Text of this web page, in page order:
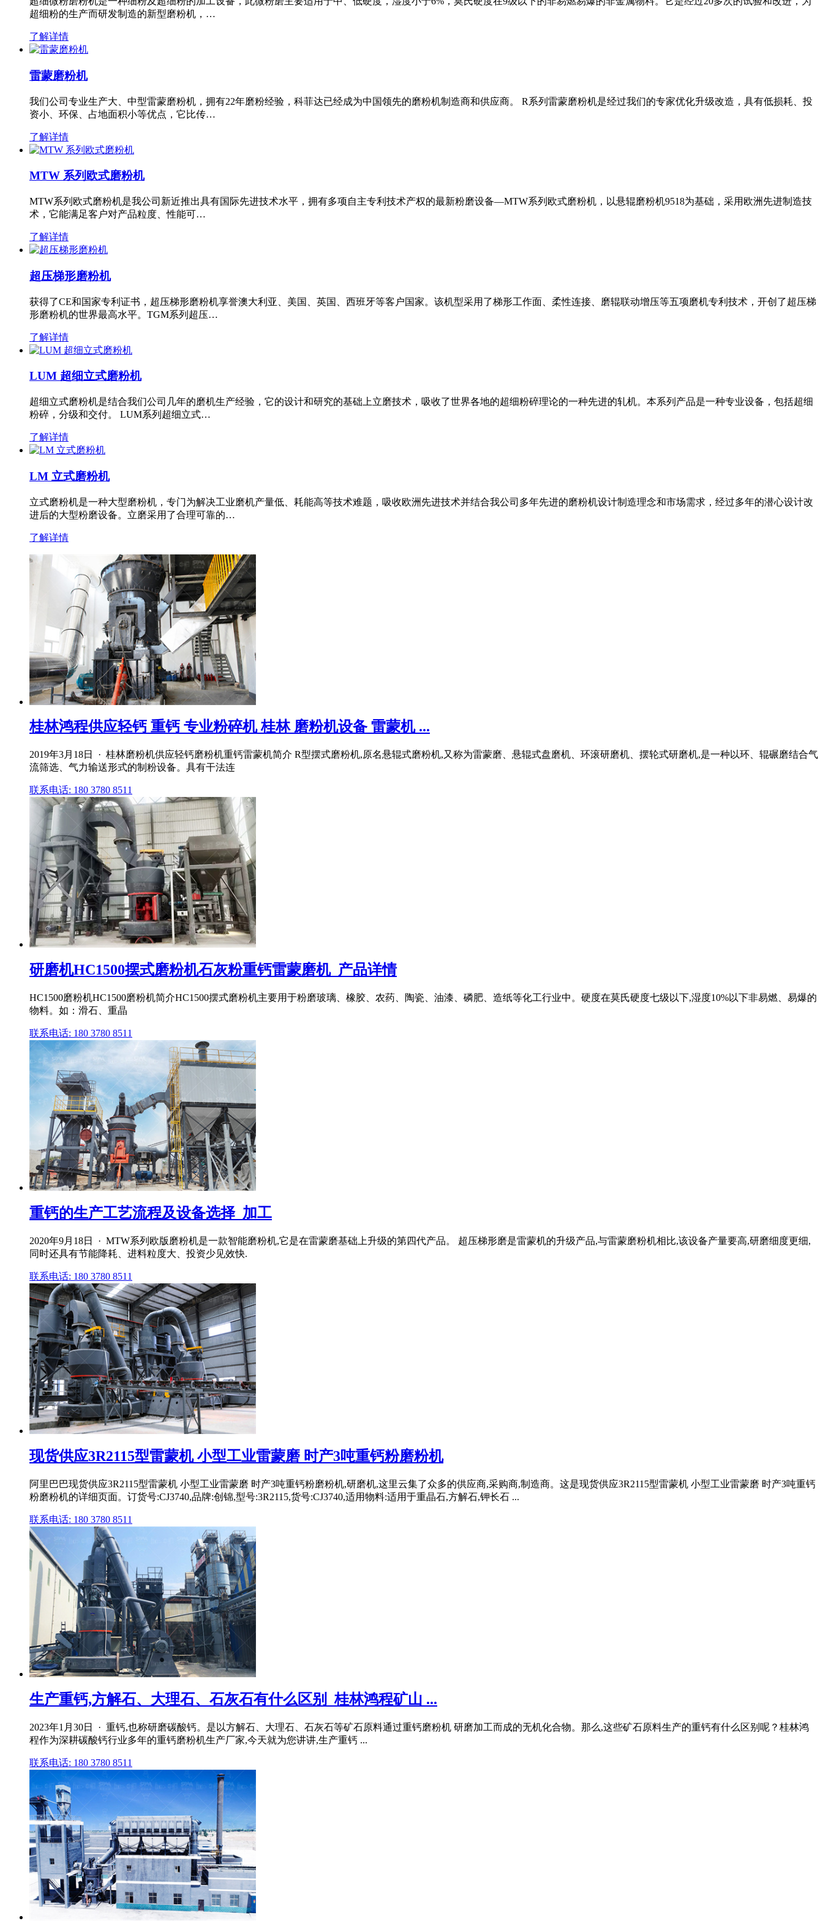
超细粉的生产而研发制造的新型磨粉机，…
了解详情
雷蒙磨粉机
我们公司专业生产大、中型雷蒙磨粉机，拥有22年磨粉经验，科菲达已经成为中国领先的磨粉机制造商和供应商。 R系列雷蒙磨粉机是经过我们的专家优化升级改造，具有低损耗、投
资小、环保、占地面积小等优点，它比传…
了解详情
MTW 系列欧式磨粉机
MTW系列欧式磨粉机是我公司新近推出具有国际先进技术水平，拥有多项自主专利技术产权的最新粉磨设备—MTW系列欧式磨粉机，以悬辊磨粉机9518为基础，采用欧洲先进制造技
术，它能满足客户对产品粒度、性能可…
了解详情
超压梯形磨粉机
获得了CE和国家专利证书，超压梯形磨粉机享誉澳大利亚、美国、英国、西班牙等客户国家。该机型采用了梯形工作面、柔性连接、磨辊联动增压等五项磨机专利技术，开创了超压梯
形磨粉机的世界最高水平。TGM系列超压…
了解详情
LUM 超细立式磨粉机
超细立式磨粉机是结合我们公司几年的磨机生产经验，它的设计和研究的基础上立磨技术，吸收了世界各地的超细粉碎理论的一种先进的轧机。本系列产品是一种专业设备，包括超细
粉碎，分级和交付。 LUM系列超细立式…
了解详情
LM 立式磨粉机
立式磨粉机是一种大型磨粉机，专门为解决工业磨机产量低、耗能高等技术难题，吸收欧洲先进技术并结合我公司多年先进的磨粉机设计制造理念和市场需求，经过多年的潜心设计改
进后的大型粉磨设备。立磨采用了合理可靠的…
了解详情
桂林鸿程供应轻钙 重钙 专业粉碎机 桂林 磨粉机设备 雷蒙机 ...
2019年3月18日 · 桂林磨粉机供应轻钙磨粉机重钙雷蒙机简介 R型摆式磨粉机,原名悬辊式磨粉机,又称为雷蒙磨、悬辊式盘磨机、环滚研磨机、摆轮式研磨机,是一种以环、辊碾磨结合气
流筛选、气力输送形式的制粉设备。具有干法连
联系电话: 180 3780 8511
研磨机HC1500摆式磨粉机石灰粉重钙雷蒙磨机_产品详情
HC1500磨粉机HC1500磨粉机简介HC1500摆式磨粉机主要用于粉磨玻璃、橡胶、农药、陶瓷、油漆、磷肥、造纸等化工行业中。硬度在莫氏硬度七级以下,湿度10%以下非易燃、易爆的
物料。如：滑石、重晶
联系电话: 180 3780 8511
重钙的生产工艺流程及设备选择_加工
2020年9月18日 · MTW系列欧版磨粉机是一款智能磨粉机,它是在雷蒙磨基础上升级的第四代产品。 超压梯形磨是雷蒙机的升级产品,与雷蒙磨粉机相比,该设备产量要高,研磨细度更细,
同时还具有节能降耗、进料粒度大、投资少见效快.
联系电话: 180 3780 8511
现货供应3R2115型雷蒙机 小型工业雷蒙磨 时产3吨重钙粉磨粉机
阿里巴巴现货供应3R2115型雷蒙机 小型工业雷蒙磨 时产3吨重钙粉磨粉机,研磨机,这里云集了众多的供应商,采购商,制造商。这是现货供应3R2115型雷蒙机 小型工业雷蒙磨 时产3吨重钙
粉磨粉机的详细页面。订货号:CJ3740,品牌:创锦,型号:3R2115,货号:CJ3740,适用物料:适用于重晶石,方解石,钾长石 ...
联系电话: 180 3780 8511
生产重钙,方解石、大理石、石灰石有什么区别_桂林鸿程矿山 ...
2023年1月30日 · 重钙,也称研磨碳酸钙。是以方解石、大理石、石灰石等矿石原料通过重钙磨粉机 研磨加工而成的无机化合物。那么,这些矿石原料生产的重钙有什么区别呢？桂林鸿
程作为深耕碳酸钙行业多年的重钙磨粉机生产厂家,今天就为您讲讲,生产重钙 ...
联系电话: 180 3780 8511